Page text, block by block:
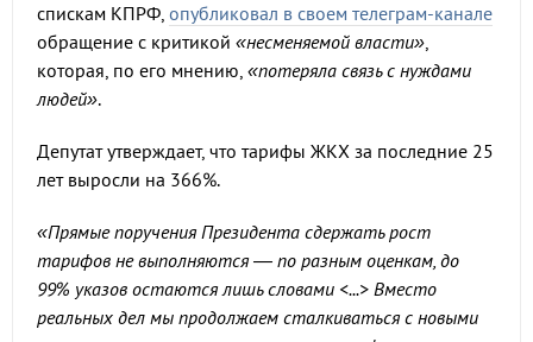
спискам КПРФ, опубликовал в своем телеграм-канале
обращение с критикой «несменяемой власти»,
которая, по его мнению, «потеряла связь с нуждами
людей».
Депутат утверждает, что тарифы ЖКХ за последние 25
лет выросли на 366%.
«Прямые поручения Президента сдержать рост
тарифов не выполняются — по разным оценкам, до
99% указов остаются лишь словами <...> Вместо
реальных дел мы продолжаем сталкиваться с новыми